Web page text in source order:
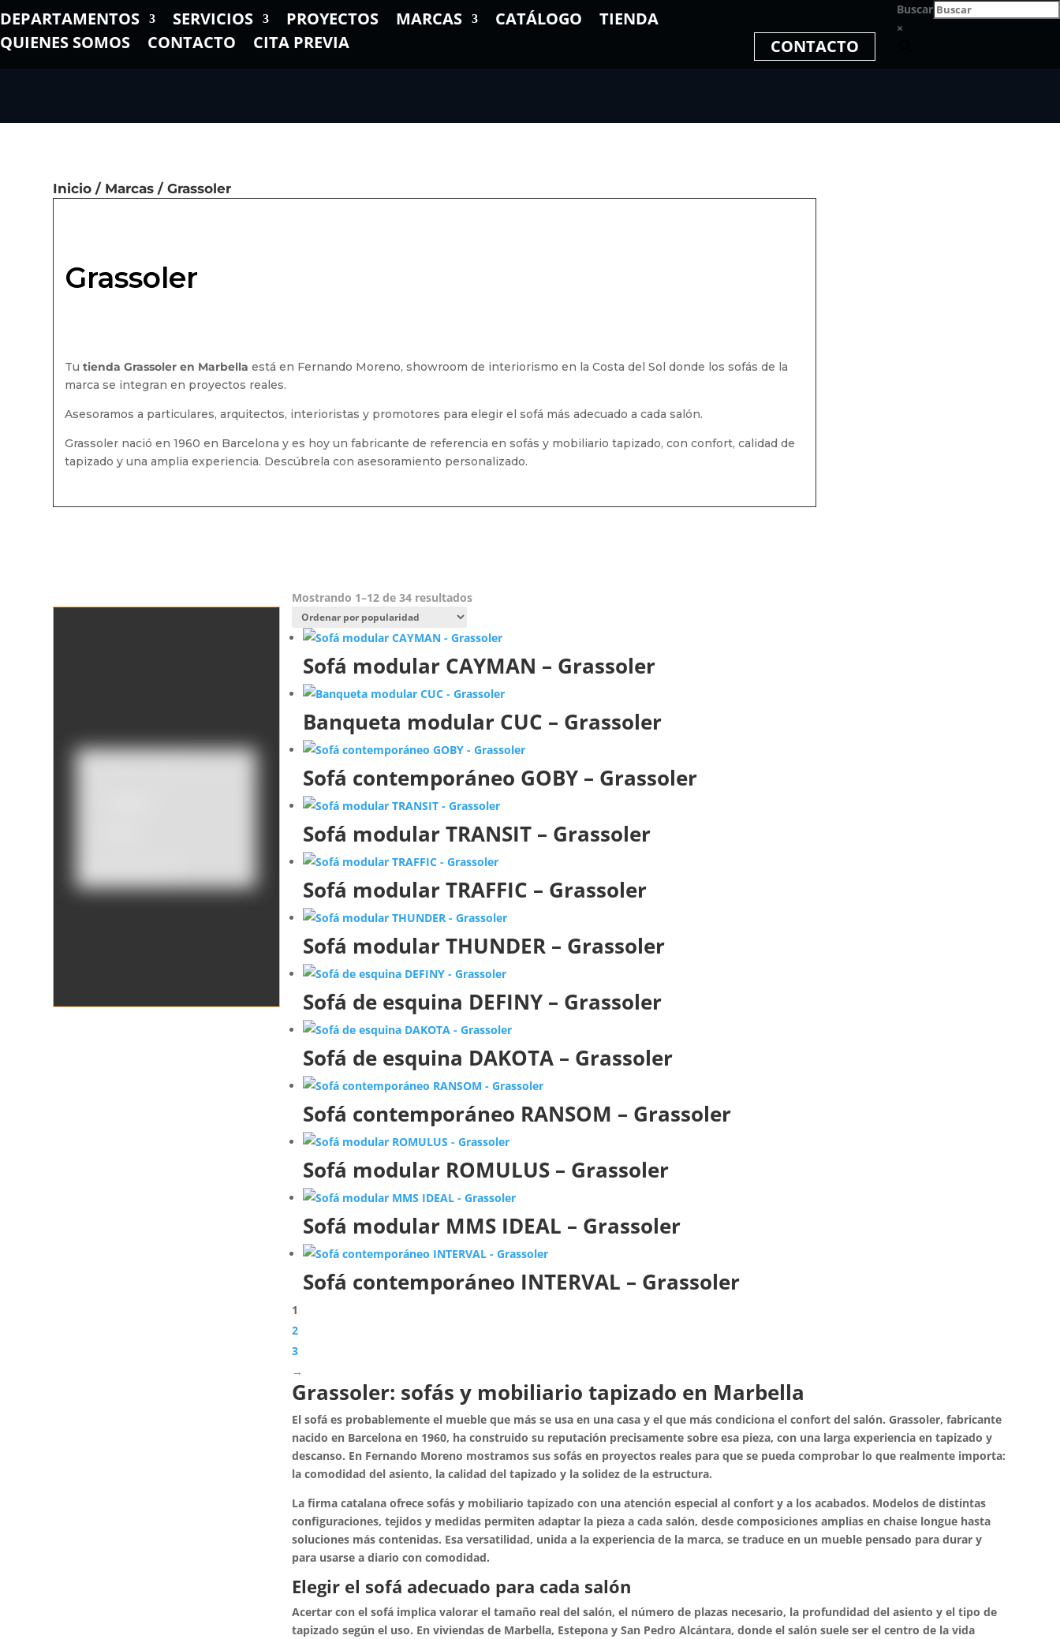
DEPARTAMENTOS SERVICIOS PROYECTOS MARCAS CATÁLOGO
TIENDA
QUIENES SOMOS
CONTACTO CITA PREVIA CONTACTO
Buscar
×
Inicio / Marcas / Grassoler
Grassoler
Tu tienda Grassoler en Marbella está en Fernando Moreno, showroom de interiorismo en la Costa del Sol donde los sofás de la
marca se integran en proyectos reales.
Asesoramos a particulares, arquitectos, interioristas y promotores para elegir el sofá más adecuado a cada salón.
Grassoler nació en 1960 en Barcelona y es hoy un fabricante de referencia en sofás y mobiliario tapizado, con confort, calidad de
tapizado y una amplia experiencia. Descúbrela con asesoramiento personalizado.
Mostrando 1–12 de 34 resultadosOrdenado
popularidad
Sofá modular CAYMAN – Grassoler
Banqueta modular CUC – Grassoler
Sofá contemporáneo GOBY – Grassoler
Sofá modular TRANSIT – Grassoler
Sofá modular TRAFFIC – Grassoler
Sofá modular THUNDER – Grassoler
Sofá de esquina DEFINY – Grassoler
Sofá de esquina DAKOTA – Grassoler
Sofá contemporáneo RANSOM – Grassoler
Sofá modular ROMULUS – Grassoler
Sofá modular MMS IDEAL – Grassoler
Sofá contemporáneo INTERVAL – Grassoler
1
2
3
→
Grassoler: sofás y mobiliario tapizado en Marbella
El sofá es probablemente el mueble que más se usa en una casa y el que más condiciona el confort del salón. Grassoler, fabricante
nacido en Barcelona en 1960, ha construido su reputación precisamente sobre esa pieza, con una larga experiencia en tapizado y
descanso. En Fernando Moreno mostramos sus sofás en proyectos reales para que se pueda comprobar lo que realmente importa:
la comodidad del asiento, la calidad del tapizado y la solidez de la estructura.
La firma catalana ofrece sofás y mobiliario tapizado con una atención especial al confort y a los acabados. Modelos de distintas
configuraciones, tejidos y medidas permiten adaptar la pieza a cada salón, desde composiciones amplias en chaise longue hasta
soluciones más contenidas. Esa versatilidad, unida a la experiencia de la marca, se traduce en un mueble pensado para durar y
para usarse a diario con comodidad.
Elegir el sofá adecuado para cada salón
Acertar con el sofá implica valorar el tamaño real del salón, el número de plazas necesario, la profundidad del asiento y el tipo de
tapizado según el uso. En viviendas de Marbella, Estepona y San Pedro Alcántara, donde el salón suele ser el centro de la vida